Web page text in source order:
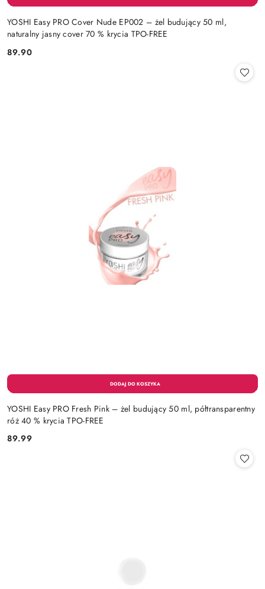
YOSHI Easy PRO Cover Nude EP002 – żel budujący 50 ml,
naturalny jasny cover 70 % krycia TPO-FREE
Cena:
89.90
YOSHI Easy PRO Fresh Pink – żel budujący 50 ml, półtransparentny
róż 40 % krycia TPO-FREE
Cena:
89.99